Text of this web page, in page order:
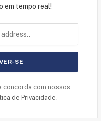
em tempo real!
concorda com nossos
de Privacidade